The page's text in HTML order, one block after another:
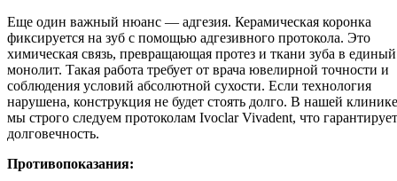
Еще один важный нюанс — адгезия. Керамическая коронка
фиксируется на зуб с помощью адгезивного протокола. Это
химическая связь, превращающая протез и ткани зуба в единый
монолит. Такая работа требует от врача ювелирной точности и
соблюдения условий абсолютной сухости. Если технология
нарушена, конструкция не будет стоять долго. В нашей клинике
мы строго следуем протоколам Ivoclar Vivadent, что гарантирует
долговечность.
Противопоказания: